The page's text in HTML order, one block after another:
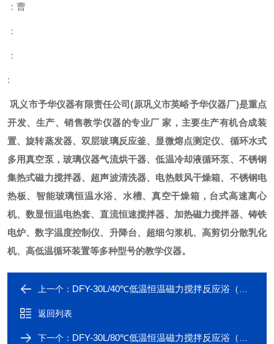
：曹
：
：
:
巩义市予华仪器有限责任公司(原巩义市英峪予华仪器厂)是重点
开发、生产、销售教学仪器的专业厂 家，主要生产有机合成装
置、旋转蒸发器、双层玻璃反应釜、显微熔点测定仪、循环水式
多用真空泵，玻璃仪器气流烘干器、低温冷却液循环泵、不锈钢
集热式磁力搅拌器、超声波清洗器、电热鼓风干燥箱、不锈钢电
热板、智能玻璃恒温水浴、水槽、真空干燥箱，台式高速离心
机、数显恒温电热套、直流恒速搅拌器、加热磁力搅拌器、铸铁
电炉、数字温度控制仪、升降台、超细匀浆机、高剪切分散乳化
机、高低温循环装置等多种型号的教学仪器。
上一个： DFY-30L/40℃低温恒温磁力搅拌反应浴（巩义予华*）
返回列表
下一个： DFY-30L/80℃低温恒温磁力搅拌反应浴（巩义予华*）